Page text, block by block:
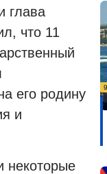
глава
что 11
его родину
и
некоторые